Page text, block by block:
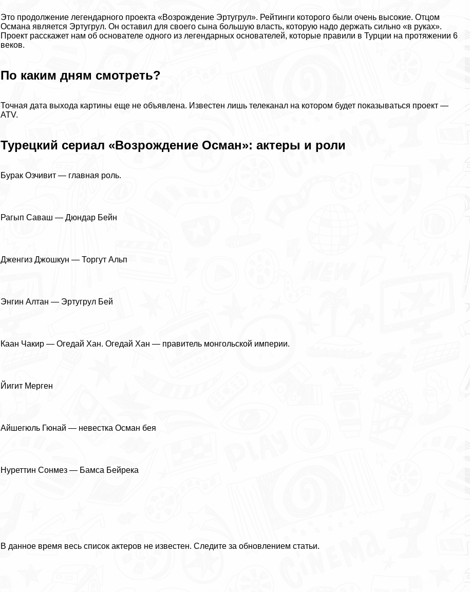
Это продолжение легендарного проекта «Возрождение Эртугрул». Рейтинги которого были очень высокие. Отцом
Османа является Эртугрул. Он оставил для своего сына большую власть, которую надо держать сильно «в руках».
Проект расскажет нам об основателе одного из легендарных основателей, которые правили в Турции на протяжении 6
веков.
По каким дням смотреть?
Точная дата выхода картины еще не объявлена. Известен лишь телеканал на котором будет показываться проект —
ATV.
Турецкий сериал «Возрождение Осман»: актеры и роли
Буpaк Озчивит — главная роль.
Рагып Саваш — Дюндар Бейн
Дженгиз Джошкун — Торгут Альп
Энгин Алтан — Эртугрул Бей
Каан Чакир — Огедай Хан. Огедай Хан — правитель монгольской империи.
Йигит Мерген
Айшегюль Гюнай — невестка Осман бея
Нуреттин Сонмез — Бамса Бейрека
В данное время весь список актеров не известен. Следите за обновлением статьи.